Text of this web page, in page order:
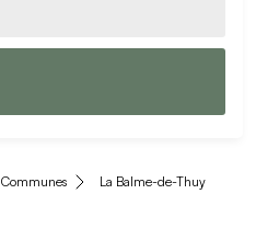
Communes La Balme-de-Thuy